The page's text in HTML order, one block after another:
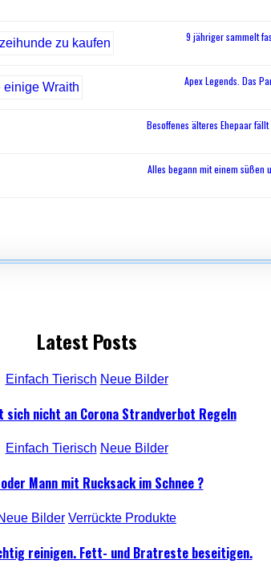
9 jähriger sammelt
Apex Legends. Das
Besoffenes älteres Ehepaar
Alles begann mit einem süßen
Latest Posts
Einfach Tierisch Neue Bilder
sich nicht an Corona Strandverbot Regeln
Einfach Tierisch Neue Bilder
Mann mit Rucksack im Schnee ?
Bilder Verrückte Produkte
reinigen. Fett- und Bratreste beseitigen.